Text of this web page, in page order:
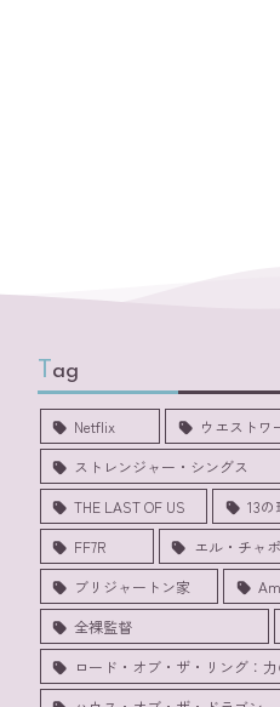
Tag
Netflix ウエストワ
ストレンジャー・シングス
THE LAST OF US
13の
FF7R
エル・チャポ
ブリジャートン家
全裸監督
ロード・オブ・ザ・リング：